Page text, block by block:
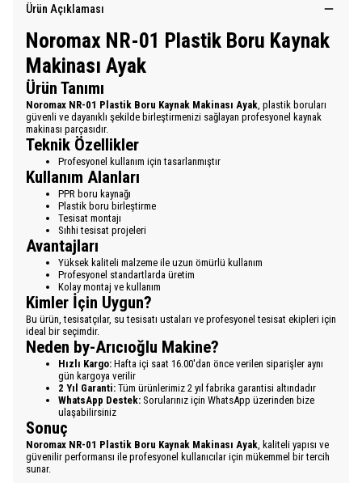
Ürün Açıklaması
Noromax NR-01 Plastik Boru Kaynak
Makinası Ayak
Ürün Tanımı
Noromax NR-01 Plastik Boru Kaynak Makinası Ayak, plastik boruları
güvenli ve dayanıklı şekilde birleştirmenizi sağlayan profesyonel kaynak
makinası parçasıdır.
Teknik Özellikler
Profesyonel kullanım için tasarlanmıştır
Kullanım Alanları
PPR boru kaynağı
Plastik boru birleştirme
Tesisat montajı
Sıhhi tesisat projeleri
Avantajları
Yüksek kaliteli malzeme ile uzun ömürlü kullanım
Profesyonel standartlarda üretim
Kolay montaj ve kullanım
Kimler İçin Uygun?
Bu ürün, tesisatçılar, su tesisatı ustaları ve profesyonel tesisat ekipleri için
ideal bir seçimdir.
Neden by-Arıcıoğlu Makine?
Hızlı Kargo: Hafta içi saat 16.00'dan önce verilen siparişler aynı
gün kargoya verilir
2 Yıl Garanti: Tüm ürünlerimiz 2 yıl fabrika garantisi altındadır
WhatsApp Destek: Sorularınız için WhatsApp üzerinden bize
ulaşabilirsiniz
Sonuç
Noromax NR-01 Plastik Boru Kaynak Makinası Ayak, kaliteli yapısı ve
güvenilir performansı ile profesyonel kullanıcılar için mükemmel bir tercih
sunar.